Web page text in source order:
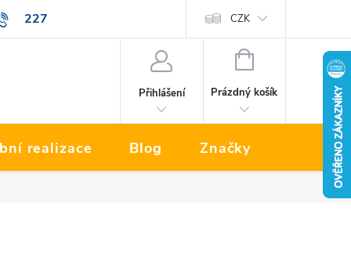
227značky CZK
Přihlášení
NÁKUPNÍ
Prázdný košík
realizace Blog Značky